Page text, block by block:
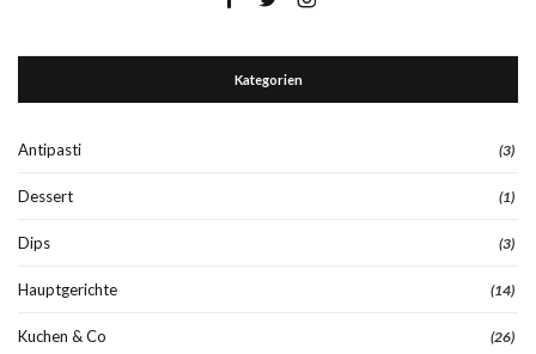
Kategorien
Antipasti (3)
Dessert (1)
Dips (3)
Hauptgerichte (14)
Kuchen & Co (26)